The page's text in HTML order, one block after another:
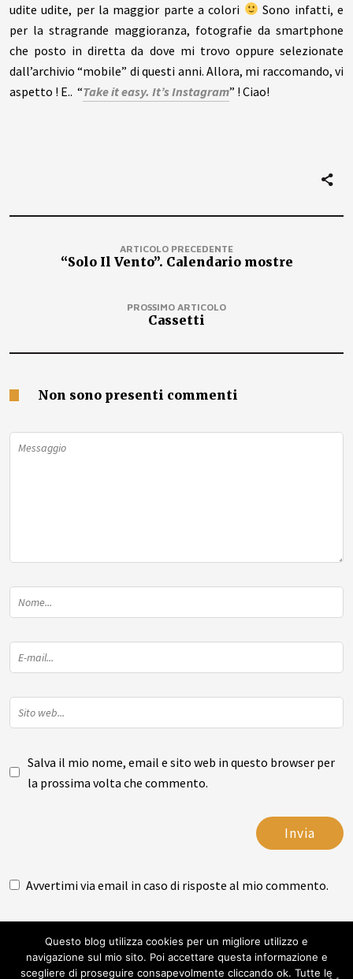
udite udite, per la maggior parte a colori
Sono infatti, e
per la stragrande maggioranza, fotografie da smartphone
che posto in diretta da dove mi trovo oppure selezionate
dall’archivio “mobile” di questi anni. Allora, mi raccomando, vi
aspetto ! E.. “Take it easy. It’s Instagram” ! Ciao!
ARTICOLO PRECEDENTE
“Solo Il Vento”. Calendario mostre
PROSSIMO ARTICOLO
Cassetti
Non sono presenti commenti
Salva il mio nome, email e sito web in questo browser per
la prossima volta che commento.
Avvertimi via email in caso di risposte al mio commento.
Questo blog utilizza cookies per un migliore utilizzo e
navigazione sul mio sito. Poi accettare questa informazione e
scegliere di proseguire consapevolmente cliccando ok. Tutte le